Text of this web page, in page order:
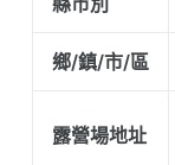
鄉/鎮/市/區
露營場地址